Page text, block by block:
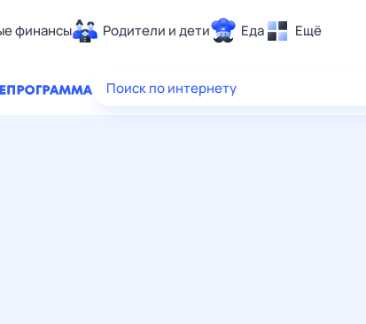
финансы Родители и дети Еда Ещё
Здоровье
Поиск по интернету